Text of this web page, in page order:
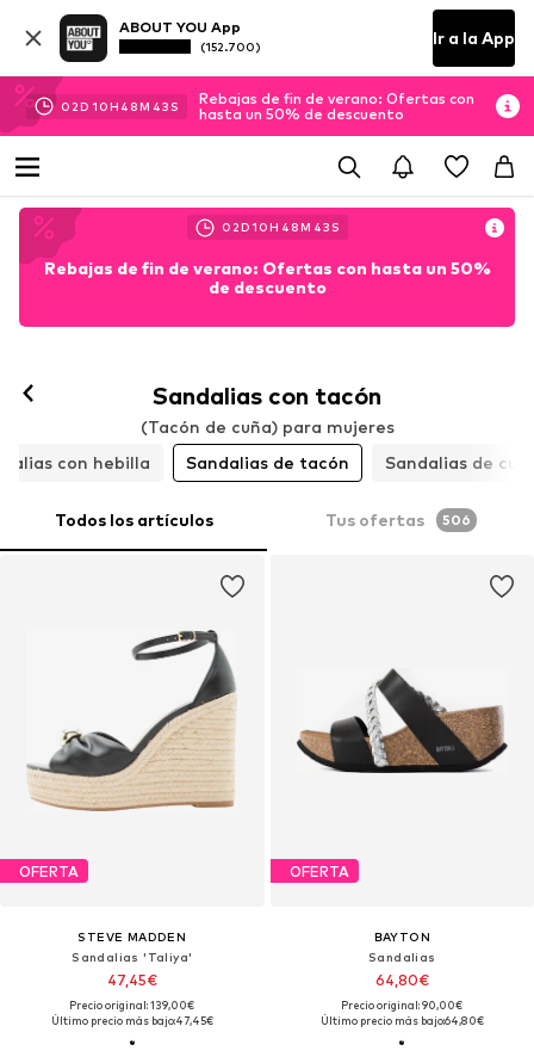
ABOUT YOU App
(152.700) Ir a la App
02D 10H 48M 42 S
Rebajas de fin de verano: Ofertas con
hasta un 50% de descuento
02D10H 48M 42 S
Rebajas de fin de verano: Ofertas con hasta un 50%
de descuento
Sandalias con tacón
(Tacón de cuña) para mujeres
con hebilla
Sandalias de tacón Sandalias de
Todos los artículos Tus ofertas 506
OFERTA
STEVE MADDEN
Sandalias 'Taliya'
47,45€
Precio original: 139,00€
Último precio más bajo:47,45€
OFERTA
BAYTON
Sandalias
64,80€
Precio original: 90,00€
Último precio más bajo:64,80€